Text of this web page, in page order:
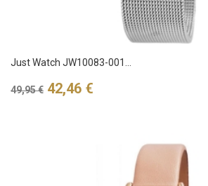
Just Watch JW10083-001...
Verkaufspreis
49,95 € Preis
42,46 €